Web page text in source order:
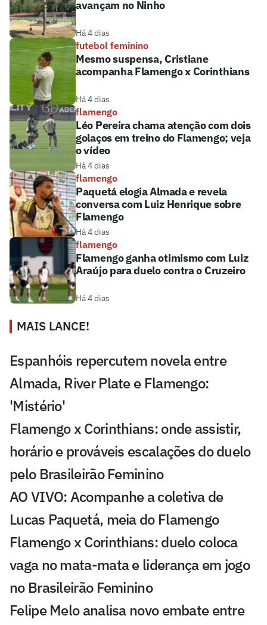
avançam no Ninho
Há 4 dias
futebol feminino
Mesmo suspensa, Cristiane
acompanha Flamengo x Corinthians
Há 4 dias
flamengo
Léo Pereira chama atenção com dois
golaços em treino do Flamengo; veja
o vídeo
Há 4 dias
flamengo
Paquetá elogia Almada e revela
conversa com Luiz Henrique sobre
Flamengo
Há 4 dias
flamengo
Flamengo ganha otimismo com Luiz
Araújo para duelo contra o Cruzeiro
Há 4 dias
MAIS LANCE!
Espanhóis repercutem novela entre
Almada, River Plate e Flamengo:
'Mistério'
Flamengo x Corinthians: onde assistir,
horário e prováveis escalações do duelo
pelo Brasileirão Feminino
AO VIVO: Acompanhe a coletiva de
Lucas Paquetá, meia do Flamengo
Flamengo x Corinthians: duelo coloca
vaga no mata-mata e liderança em jogo
no Brasileirão Feminino
Felipe Melo analisa novo embate entre